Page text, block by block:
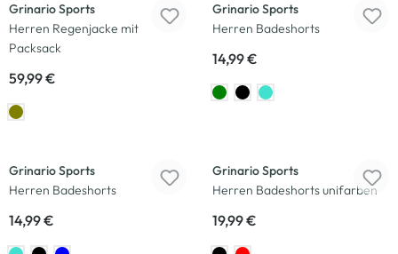
Grinario Sports
Herren Regenjacke mit
Packsack
59,99 €
Grinario Sports
Herren Badeshorts
14,99 €
Grinario Sports
Herren Badeshorts
14,99 €
Grinario Sports
Herren Badeshorts unifarben
19,99 €